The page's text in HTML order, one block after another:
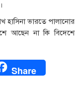
হাসিনা ভারতে পালানোর
আছেন না কি বিদেশে
Share